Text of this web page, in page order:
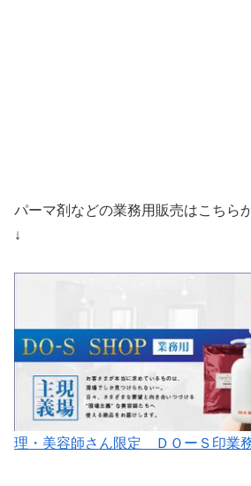
パーマ剤などの業務用販売はこちら
↓
理・美容師さん限定 ＤＯーＳ印業